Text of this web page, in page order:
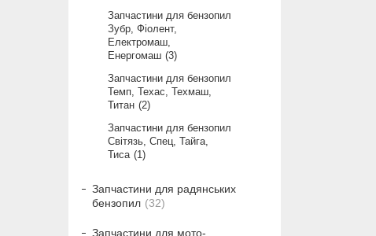
Запчастини для бензопил
Зубр, Фіолент,
Електромаш,
Енергомаш 3
Запчастини для бензопил
Темп, Техас, Техмаш,
Титан 2
Запчастини для бензопил
Світязь, Спец, Тайга,
Тиса
1
Запчастини для радянських
бензопил
32
Запчастини для мото-